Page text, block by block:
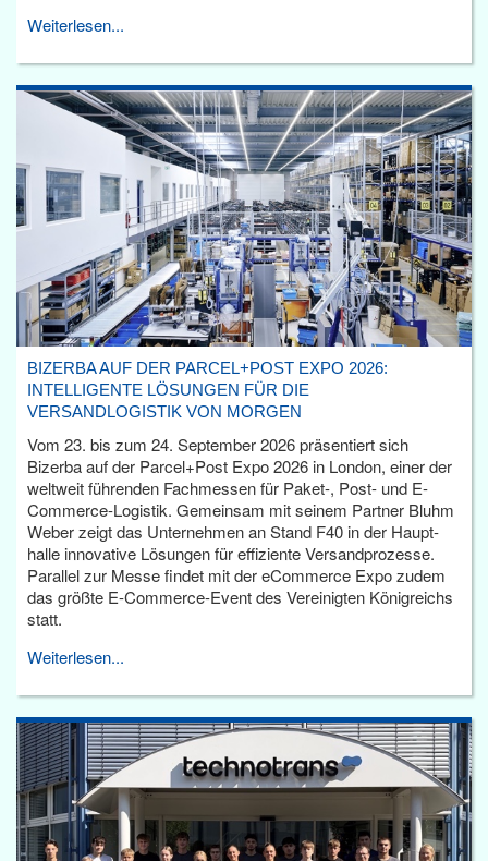
Weiterlesen...
BIZERBA AUF DER PARCEL+POST EXPO 2026:
INTELLIGENTE LÖSUNGEN FÜR DIE
VERSANDLOGISTIK VON MORGEN
Vom 23. bis zum 24. September 2026 präsentiert sich
Bizerba auf der Parcel+Post Expo 2026 in London, einer der
weltweit führenden Fachmessen für Paket-, Post- und E-
Commerce-Logistik. Gemeinsam mit seinem Partner Bluhm
Weber zeigt das Unternehmen an Stand F40 in der Haupt­
halle innovative Lösungen für effiziente Versandprozesse.
Parallel zur Messe findet mit der eCommerce Expo zudem
das größte E-Commerce-Event des Vereinigten Königreichs
statt.
Weiterlesen...